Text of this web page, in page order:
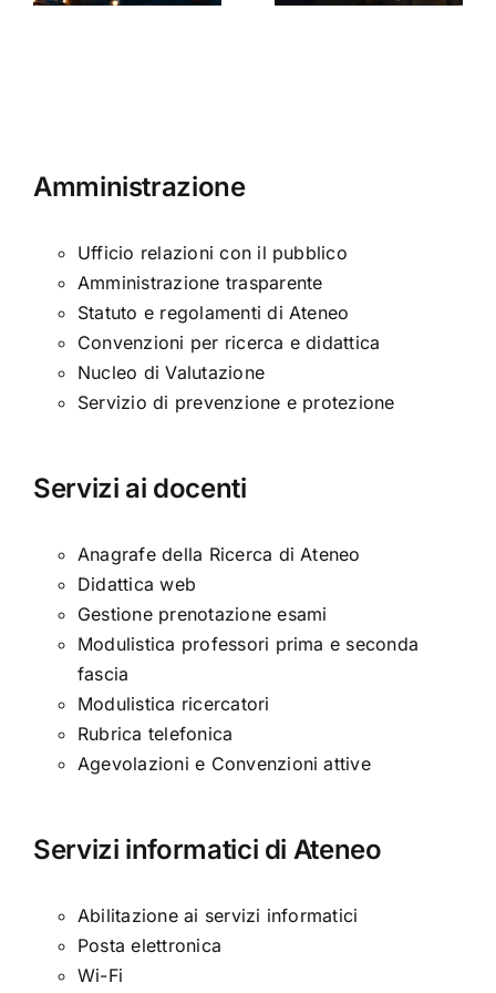
Amministrazione
Ufficio relazioni con il pubblico
Amministrazione trasparente
Statuto e regolamenti di Ateneo
Convenzioni per ricerca e didattica
Nucleo di Valutazione
Servizio di prevenzione e protezione
Servizi ai docenti
Anagrafe della Ricerca di Ateneo
Didattica web
Gestione prenotazione esami
Modulistica professori prima e seconda
fascia
Modulistica ricercatori
Rubrica telefonica
Agevolazioni e Convenzioni attive
Servizi informatici di Ateneo
Abilitazione ai servizi informatici
Posta elettronica
Wi-Fi